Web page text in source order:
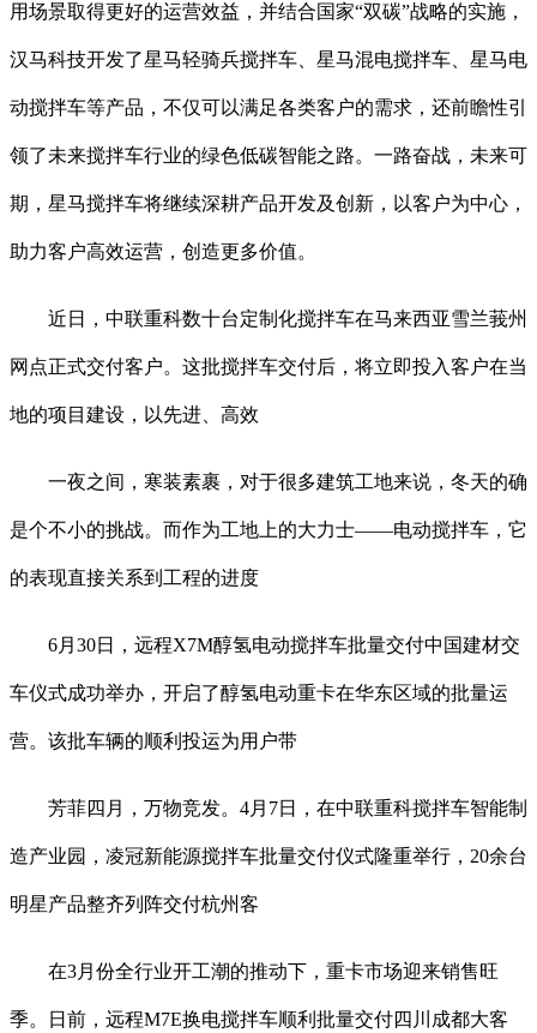
用场景取得更好的运营效益，并结合国家“双碳”战略的实施，
汉马科技开发了星马轻骑兵搅拌车、星马混电搅拌车、星马电
动搅拌车等产品，不仅可以满足各类客户的需求，还前瞻性引
领了未来搅拌车行业的绿色低碳智能之路。一路奋战，未来可
期，星马搅拌车将继续深耕产品开发及创新，以客户为中心，
助力客户高效运营，创造更多价值。
近日，中联重科数十台定制化搅拌车在马来西亚雪兰莪州
网点正式交付客户。这批搅拌车交付后，将立即投入客户在当
地的项目建设，以先进、高效
一夜之间，寒装素裹，对于很多建筑工地来说，冬天的确
是个不小的挑战。而作为工地上的大力士——电动搅拌车，它
的表现直接关系到工程的进度
6月30日，远程X7M醇氢电动搅拌车批量交付中国建材交
车仪式成功举办，开启了醇氢电动重卡在华东区域的批量运
营。该批车辆的顺利投运为用户带
芳菲四月，万物竞发。4月7日，在中联重科搅拌车智能制
造产业园，凌冠新能源搅拌车批量交付仪式隆重举行，20余台
明星产品整齐列阵交付杭州客
在3月份全行业开工潮的推动下，重卡市场迎来销售旺
季。日前，远程M7E换电搅拌车顺利批量交付四川成都大客